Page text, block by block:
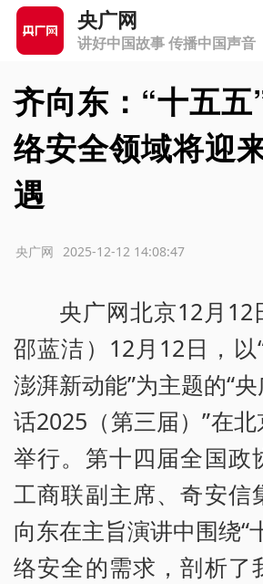
央广网
讲好中国故事 传播中国声音
齐向东：“十五五
络安全领域将迎
遇
2025-12-12 14:08:47
央广网
央广网北京12月12
邵蓝洁）12月12日，以
澎湃新动能”为主题的“
话2025（第三届）”在
举行。第十四届全国政
工商联副主席、奇安信
向东在主旨演讲中围绕“
络安全的需求，剖析了